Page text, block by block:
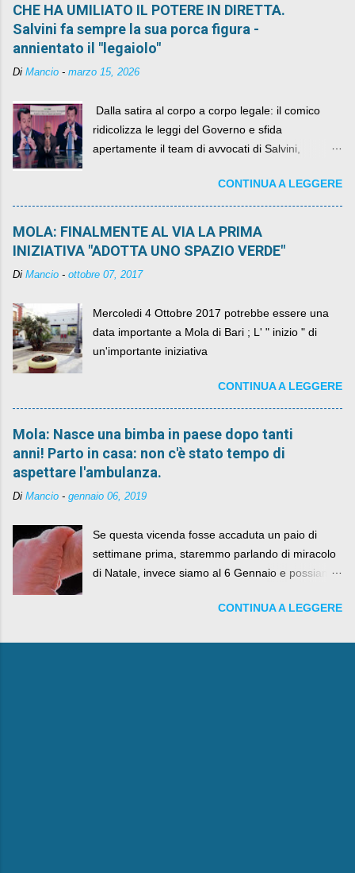
CHE HA UMILIATO IL POTERE IN DIRETTA.
Salvini fa sempre la sua porca figura -
annientato il "legaiolo"
Di Mancio - marzo 15, 2026
​ Dalla satira al corpo a corpo legale: il comico
ridicolizza le leggi del Governo e sfida
apertamente il team di avvocati di Salvini,
CONTINUA A LEGGERE
MOLA: FINALMENTE AL VIA LA PRIMA
INIZIATIVA "ADOTTA UNO SPAZIO VERDE"
Di Mancio - ottobre 07, 2017
Mercoledi 4 Ottobre 2017 potrebbe essere una
data importante a Mola di Bari ; L' " inizio " di
un'importante iniziativa
CONTINUA A LEGGERE
Mola: Nasce una bimba in paese dopo tanti
anni! Parto in casa: non c'è stato tempo di
aspettare l'ambulanza.
Di Mancio - gennaio 06, 2019
Se questa vicenda fosse accaduta un paio di
settimane prima, staremmo parlando di miracolo
di Natale, invece siamo al 6 Gennaio e possiamo
e la Befana, visto il lieto epilogo della vicenda.
CONTINUA A LEGGERE